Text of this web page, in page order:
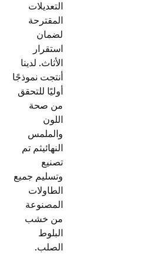
التعديلات
المقترحة
لضمان
استقرار
الأثاث. لدينا
أنتجت نموذجًا
أوليًا للتحقق
من صحة
اللون
والملمس
النهائيثم تم
تصنيع
وتسليم جميع
الطاولات
المصنوعة
من خشب
البلوط
الصلب.